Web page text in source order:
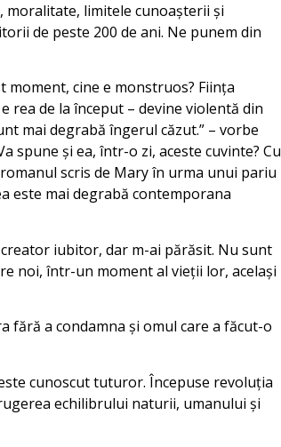
limitele cunoaşterii şi
de peste 200 de ani. Ne punem din
moment, cine e monstruos? Fiinţa
rea de la început – devine violentă din
mai degrabă îngerul căzut.” – vorbe
spune şi ea, într-o zi, aceste cuvinte? Cu
scris de Mary în urma unui pariu
este mai degrabă contemporana
iubitor, dar m-ai părăsit. Nu sunt
noi, într-un moment al vieţii lor, acelaşi
fără a condamna şi omul care a făcut-o
cunoscut tuturor. Începuse revoluţia
echilibrului naturii, umanului şi